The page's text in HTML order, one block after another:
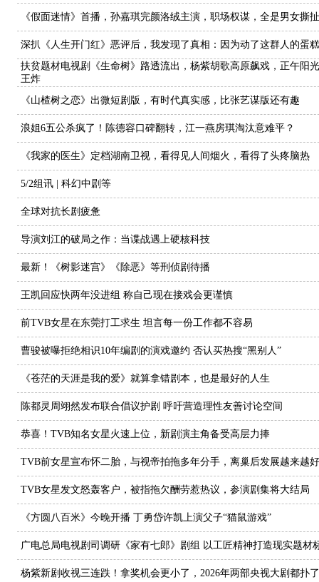
《假面迷情》首播，孙嘉琪完颜洛绒主演，职场权谋，全是男女撕扯
深扒《人生开门红》恶评后，我发现了真相：因为动了这群人的蛋糕
扶贫题材电视剧《生命树》路透流出，杨紫胡歌高原飙戏，正午阳
王炸
《山楂树之恋》出微短剧版，有时代真实感，比张艺谋版还有趣
浪姐6五公杀疯了！陈德容口碑翻转，江一燕房琪淘汰意难平？
《我家的医生》定档湖南卫视，看得见人间烟火，看得了头疼脑热
5/2组讯 | 科幻中剧等
全球对抗长剧疲惫
导演刘江的破局之作：当谍战遇上硬核科技
最新！《树影迷宫》《除恶》等刑侦剧待播
王凯回应快两年没进组 称自己现在接戏会更谨慎
前TVB女星在东莞打工求生 坦言每一份工作都不容易
曹骏被曝拒绝相识10年编剧的演戏邀约 否认买热搜“黑别人”
《苍茫的天涯是我的爱》就算拿错剧本，也是最好的人生
陈都灵周翊然发布联合倡议护剧 呼吁营造理性友善讨论空间
恭喜！TVB知名女星火速上位，新剧演主角备受高层力捧
TVB前女星宣布怀二胎，与视帝拍拖多年分手，离巢后发展越来越好
TVB女星发文怒轰客户，被指拖欠酬劳惹热议，参演剧集将大结局
《方圆八百米》今晚开播 丁勇岱许凯上演父子“猫鼠游戏”
广电总局电视剧司调研《家有七郎》剧组 以工匠精神打造现实题材
杨紫新剧收视三连跌！拿奖机会更小了，2026年两部央视大剧都扑了